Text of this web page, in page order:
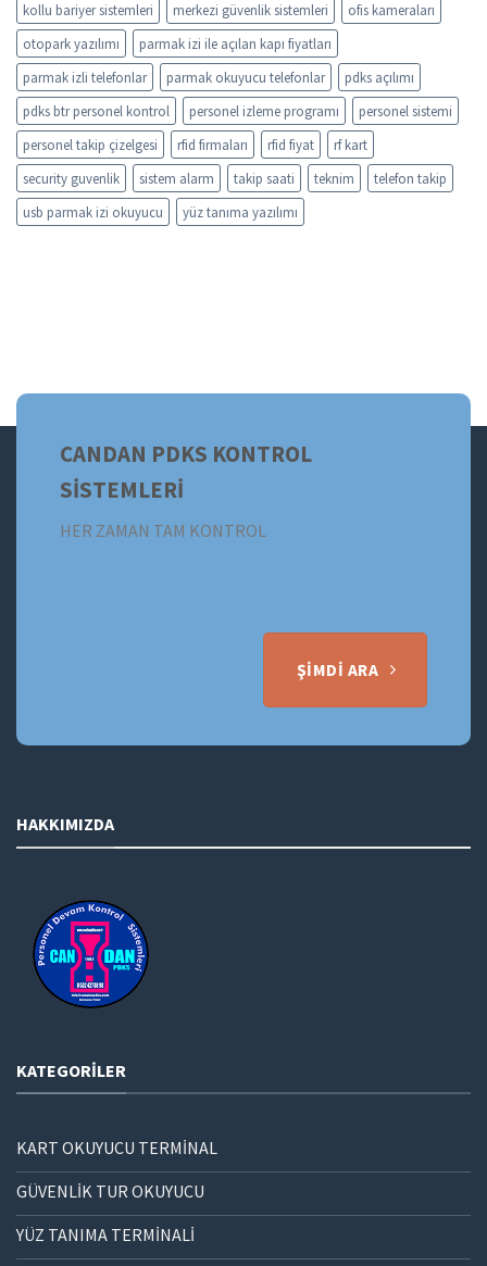
kollu bariyer sistemleri
merkezi güvenlik sistemleri
ofis kameraları
otopark yazılımı
parmak izi ile açılan kapı fiyatları
parmak izli telefonlar
parmak okuyucu telefonlar
pdks açılımı
pdks btr personel kontrol
personel izleme programı
personel sistemi
personel takip çizelgesi
rfid firmaları rfid fiyat
rf kart
security guvenlik
sistem alarm takip saati teknim
telefon takip
usb parmak izi okuyucu
yüz tanıma yazılımı
CANDAN PDKS KONTROL
SİSTEMLERİ
HER ZAMAN TAM KONTROL
ŞIMDI ARA
HAKKIMIZDA
KATEGORILER
KART OKUYUCU TERMİNAL
GÜVENLİK TUR OKUYUCU
YÜZ TANIMA TERMİNALİ